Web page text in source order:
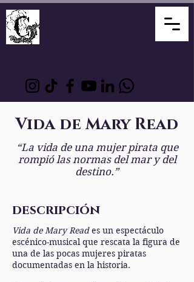
Vida de Mary Read
“La vida de una mujer pirata que
rompió las normas del mar y del
destino.”
descripción
Vida de Mary Reades un espectáculo
escénico-musical que rescata la figura de
una de las pocas mujeres piratas
documentadas en la historia.